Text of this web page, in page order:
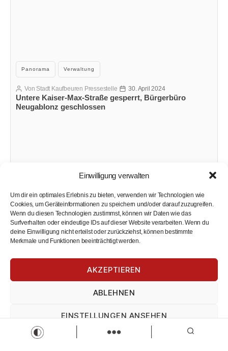
Einwilligung verwalten
Um dir ein optimales Erlebnis zu bieten, verwenden wir Technologien wie
Cookies, um Geräteinformationen zu speichern und/oder darauf zuzugreifen.
Wenn du diesen Technologien zustimmst, können wir Daten wie das
Surfverhalten oder eindeutige IDs auf dieser Website verarbeiten. Wenn du
deine Einwilligung nicht erteilst oder zurückziehst, können bestimmte
Merkmale und Funktionen beeinträchtigt werden.
AKZEPTIEREN
ABLEHNEN
EINSTELLUNGEN ANSEHEN
Impressum Impressum
Kategorien
Panorama Verwaltung
Untere Kaiser-Max-Straße gesperrt, Bürgerbüro
Neugablonz geschlossen
Beitragsautor
Von Stadt Kaufbeuren Pressestelle Veröffentlichungsdatum
30. April 2024